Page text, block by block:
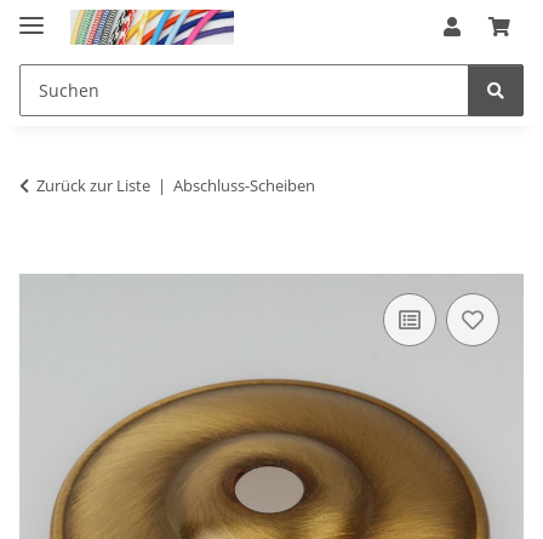
Zurück zur Liste Abschluss-Scheiben